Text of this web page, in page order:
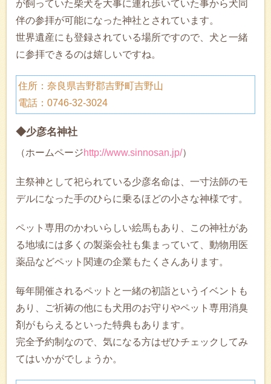
が飼っていた柴犬を大事に連れ歩いていた事から犬同
伴の参拝が可能になった神社とされています。
世界遺産にも登録されている場所ですので、犬と一緒
に参拝できるのは嬉しいですね。
住所：奈良県吉野郡吉野町吉野山
電話：0746-32-3024
◆少彦名神社
（ホームページhttp://www.sinnosan.jp/）
主祭神として祀られている少彦名命は、一寸法師のモ
デルになった手のひらに乗るほどの小さな神様です。
ペット専用のかわいらしい絵馬もあり、この神社があ
る地域には多くの製薬会社も集まっていて、動物用医
薬品などペット関連の企業もたくさんあります。
毎年開催されるペットと一緒の初詣というイベントも
あり、ご祈祷の他にも犬用のお守りやペット専用消臭
剤がもらえるといった特典もあります。
完全予約制なので、気になる方はぜひチェックしてみ
てはいかがでしょうか。